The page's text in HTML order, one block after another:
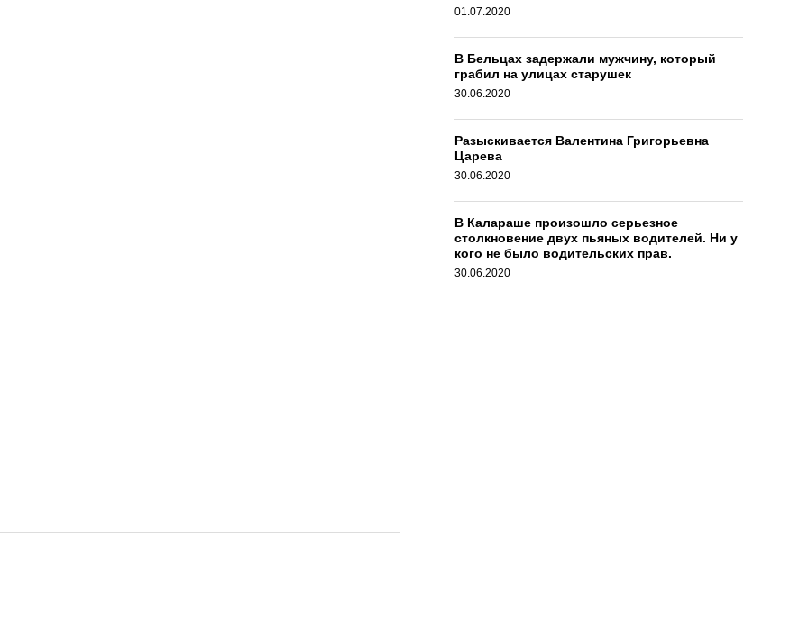
01.07.2020
В Бельцах задержали мужчину, который
грабил на улицах старушек
30.06.2020
Разыскивается Валентина Григорьевна
Царева
30.06.2020
В Калараше произошло серьезное
столкновение двух пьяных водителей. Ни у
кого не было водительских прав.
30.06.2020